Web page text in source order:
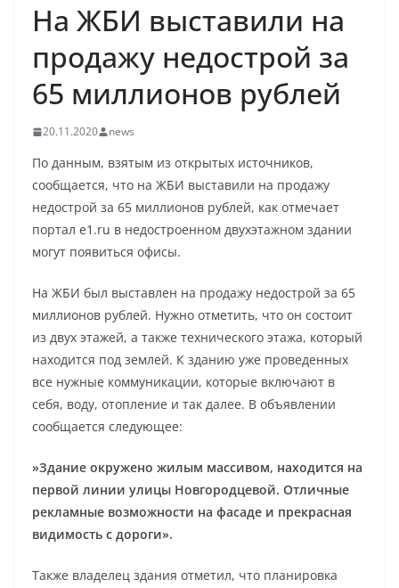
На ЖБИ выставили на
продажу недострой за
65 миллионов рублей
20.11.2020 news
По данным, взятым из открытых источников,
сообщается, что на ЖБИ выставили на продажу
недострой за 65 миллионов рублей, как отмечает
портал e1.ru в недостроенном двухэтажном здании
могут появиться офисы.
На ЖБИ был выставлен на продажу недострой за 65
миллионов рублей. Нужно отметить, что он состоит
из двух этажей, а также технического этажа, который
находится под землей. К зданию уже проведенных
все нужные коммуникации, которые включают в
себя, воду, отопление и так далее. В объявлении
сообщается следующее:
»Здание окружено жилым массивом, находится на
первой линии улицы Новгородцевой. Отличные
рекламные возможности на фасаде и прекрасная
видимость с дороги».
Также владелец здания отметил, что планировка